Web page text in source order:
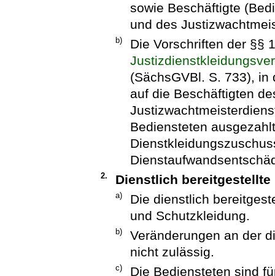
sowie Beschäftigte
und des
b)
Die Vorschriften der §§
(SächsGVBl. S. 733),
auf die Beschäftigten
Bediensteten
2. Dienstlich bereitgestellte
a)
Die dienstlich
und Schutzkleidung.
b)
Veränderungen an der
nicht zulässig.
c)
Die Bediensteten sind